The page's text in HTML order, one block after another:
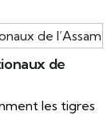
de
les tigres